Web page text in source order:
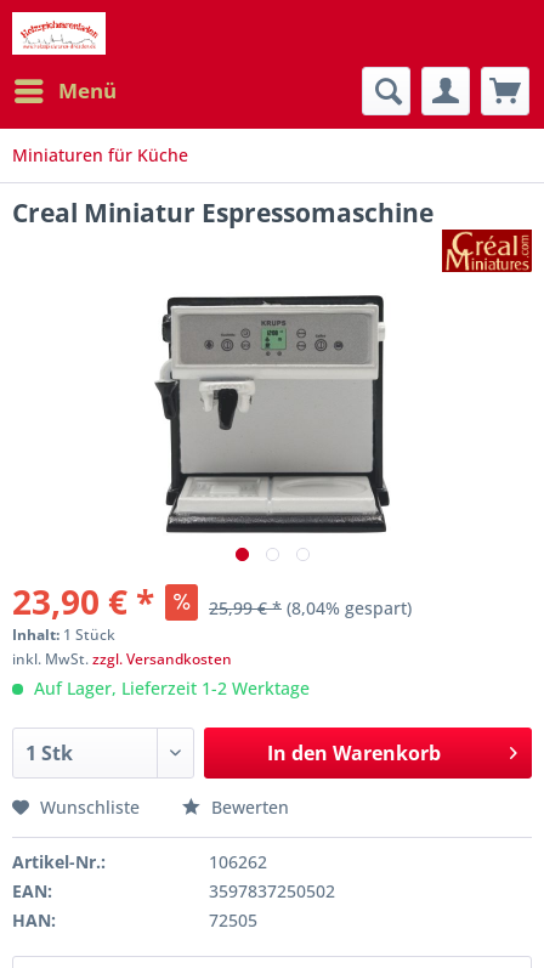
Menü
Miniaturen für Küche
Creal Miniatur Espressomaschine
23,90 € * 25,99 € * (8,04% gespart)
Inhalt: 1 Stück
inkl. MwSt.zzgl. Versandkosten
Auf Lager, Lieferzeit 1-2 Werktage
In den Warenkorb
Wunschliste Bewerten
Artikel-Nr.:
106262
EAN:
3597837250502
HAN:
72505